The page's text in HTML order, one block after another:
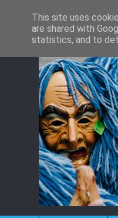
This site uses
are shared with
statistics, and to